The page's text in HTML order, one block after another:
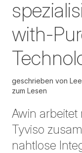
with-
geschrieben von
zum Lesen
Awin
Tyviso
nahtlose